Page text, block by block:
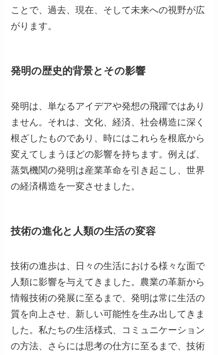
ことで、過去、現在、そして未来への視野が広
がります。
発明の歴史的背景とその影響
発明は、単なるアイデアや発想の飛躍ではあり
ません。それは、文化、経済、社会構造に深く
根ざしたものであり、時にはこれらを根底から
変えてしまうほどの影響を持ちます。例えば、
蒸気機関の発明は産業革命を引き起こし、世界
の経済構造を一変させました。
技術の進化と人類の生活の変容
技術の進歩は、日々の生活における様々な面で
人類に影響を与えてきました。農業の革新から
情報技術の発展に至るまで、発明は常に生活の
質を向上させ、新しい可能性を生み出してきま
した。私たちの生活様式、コミュニケーション
の方法、さらには思考の仕方に至るまで、技術